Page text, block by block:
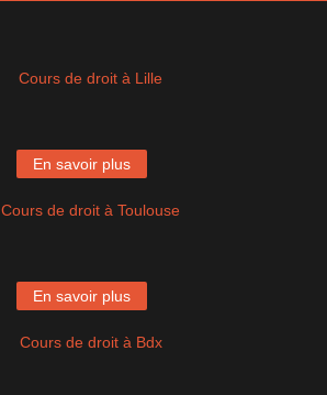
Cours de droit à Lille
En savoir plus
Cours de droit à Toulouse
En savoir plus
Cours de droit à Bdx